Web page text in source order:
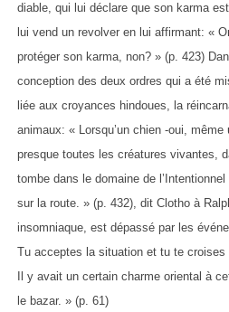
diable, qui lui déclare que son karma
lui vend un revolver en lui affirmant: «
protéger son karma, non? » (p. 423)
conception des deux ordres qui a été
liée aux croyances hindoues, la
animaux: « Lorsqu’un chien -oui,
presque toutes les créatures vivantes,
tombe dans le domaine de
sur la route. » (p. 432), dit Clotho à
insomniaque, est dépassé par les
Tu acceptes la situation et tu te croises
Il y avait un certain charme oriental à
le bazar. » (p. 61)